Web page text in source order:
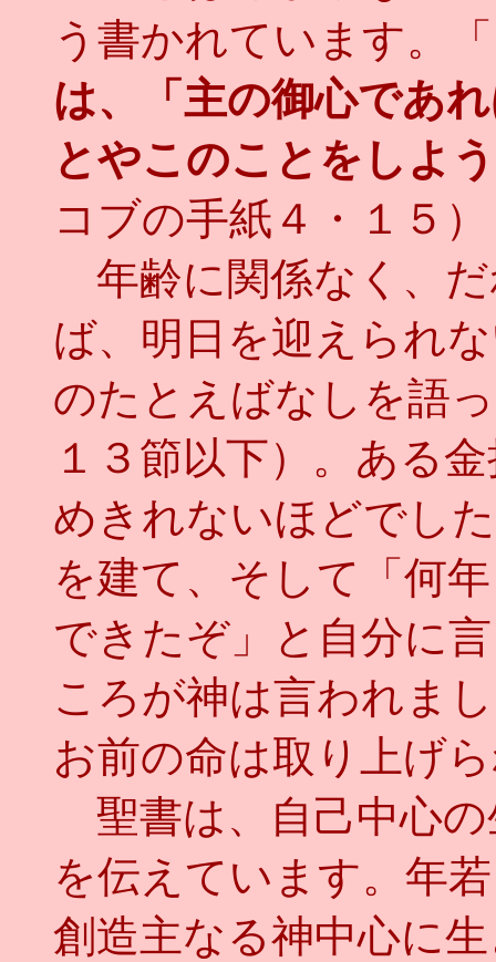
う書かれています。「
は、「主の御心であ
とやこのことをしよ
コブの手紙４・１５）
年齢に関係なく、
ば、明日を迎えられ
のたとえばなしを語
１３節以下）。ある
めきれないほどでし
を建て、そして「何
できたぞ」と自分に
ころが神は言われま
お前の命は取り上げ
聖書は、自己中心
を伝えています。年
創造主なる神中心に